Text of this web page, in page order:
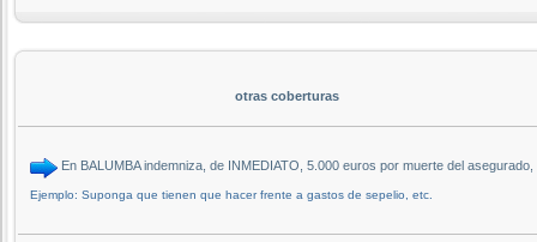
otras coberturas
En BALUMBA indemniza, de INMEDIATO, 5.000 euros por muerte del
Ejemplo: Suponga que tienen que hacer frente a gastos de sepelio, etc.